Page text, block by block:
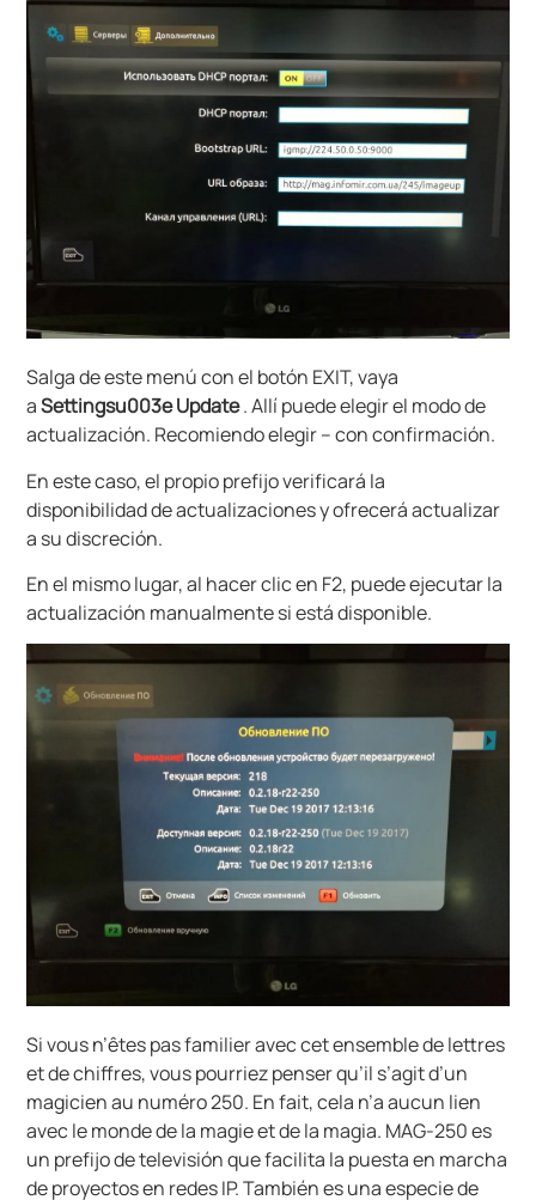
Salga de este menú con el botón EXIT, vaya
aSettingsu003e Update. Allí puede elegir el modo de
actualización. Recomiendo elegir – con confirmación.
En este caso, el propio prefijo verificará la
disponibilidad de actualizaciones y ofrecerá actualizar
a su discreción.
En el mismo lugar, al hacer clic en F2, puede ejecutar la
actualización manualmente si está disponible.
Si vous n’êtes pas familier avec cet ensemble de lettres
et de chiffres, vous pourriez penser qu’il s’agit d’un
magicien au numéro 250. En fait, cela n’a aucun lien
avec le monde de la magie et de la magia. MAG-250 es
un prefijo de televisión que facilita la puesta en marcha
de proyectos en redes IP. También es una especie de